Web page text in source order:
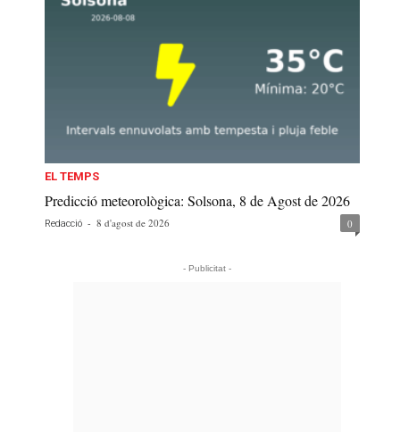
EL TEMPS
Predicció meteorològica: Solsona, 8 de Agost de 2026
Redacció - 8 d'agost de 2026 0
- Publicitat -